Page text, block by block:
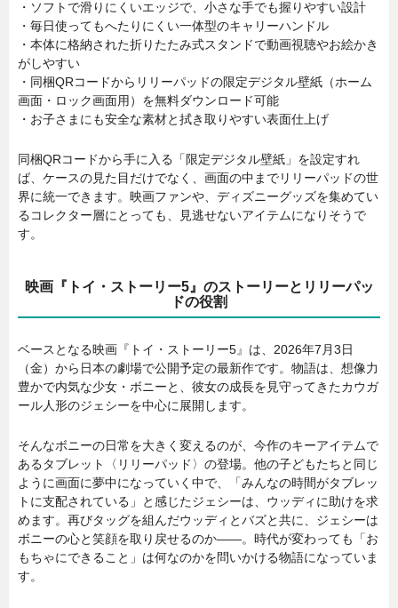
・ソフトで滑りにくいエッジで、小さな手でも握りやすい設計
・毎日使ってもへたりにくい一体型のキャリーハンドル
・本体に格納された折りたたみ式スタンドで動画視聴やお絵かき
がしやすい
・同梱QRコードからリリーパッドの限定デジタル壁紙（ホーム
画面・ロック画面用）を無料ダウンロード可能
・お子さまにも安全な素材と拭き取りやすい表面仕上げ
同梱QRコードから手に入る「限定デジタル壁紙」を設定すれ
ば、ケースの見た目だけでなく、画面の中までリリーパッドの世
界に統一できます。映画ファンや、ディズニーグッズを集めてい
るコレクター層にとっても、見逃せないアイテムになりそうで
す。
映画『トイ・ストーリー5』のストーリーとリリーパッ
ドの役割
ベースとなる映画『トイ・ストーリー5』は、2026年7月3日
（金）から日本の劇場で公開予定の最新作です。物語は、想像力
豊かで内気な少女・ボニーと、彼女の成長を見守ってきたカウガ
ール人形のジェシーを中心に展開します。
そんなボニーの日常を大きく変えるのが、今作のキーアイテムで
あるタブレット〈リリーパッド〉の登場。他の子どもたちと同じ
ように画面に夢中になっていく中で、「みんなの時間がタブレッ
トに支配されている」と感じたジェシーは、ウッディに助けを求
めます。再びタッグを組んだウッディとバズと共に、ジェシーは
ボニーの心と笑顔を取り戻せるのか――。時代が変わっても「お
もちゃにできること」は何なのかを問いかける物語になっていま
す。